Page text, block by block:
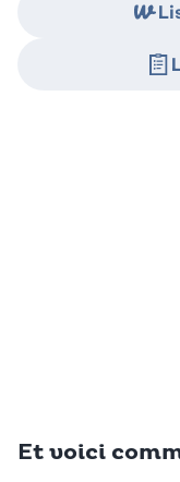
Et voici